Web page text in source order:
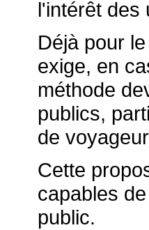
l'intérêt des
Déjà pour
exige, en
méthode
publics,
de
Cette
capables
public.